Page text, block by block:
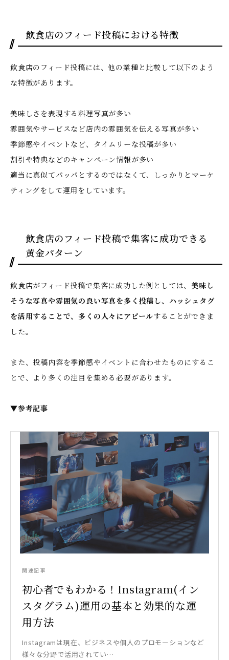
飲食店のフィード投稿における特徴
飲食店のフィード投稿には、他の業種と比較して以下のよう
な特徴があります。
美味しさを表現する料理写真が多い
雰囲気やサービスなど店内の雰囲気を伝える写真が多い
季節感やイベントなど、タイムリーな投稿が多い
割引や特典などのキャンペーン情報が多い
適当に真似てパッパとするのではなくて、しっかりとマーケ
ティングをして運用をしています。
飲食店のフィード投稿で集客に成功できる
黄金パターン
飲食店がフィード投稿で集客に成功した例としては、美味し
そうな写真や雰囲気の良い写真を多く投稿し、ハッシュタグ
を活用することで、多くの人々にアピールすることができま
した。
また、投稿内容を季節感やイベントに合わせたものにするこ
とで、より多くの注目を集める必要があります。
▼参考記事
関連記事
初心者でもわかる！Instagram(イン
スタグラム)運用の基本と効果的な運
用方法
Instagramは現在、ビジネスや個人のプロモーションなど
様々な分野で活用されてい…